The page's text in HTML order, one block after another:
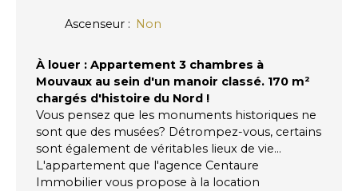
Ascenseur : Non
À louer : Appartement 3 chambres à
Mouvaux au sein d'un manoir classé. 170 m²
chargés d'histoire du Nord !
Vous pensez que les monuments historiques ne
sont que des musées? Détrompez-vous, certains
sont également de véritables lieux de vie...
L'appartement que l'agence Centaure
Immobilier vous propose à la location